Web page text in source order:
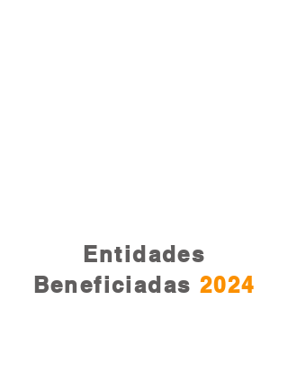
Entidades
Beneficiadas 2024